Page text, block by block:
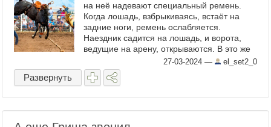
на неё надевают специальный ремень.
Когда лошадь, взбрыкиваясь, встаёт на
задние ноги, ремень ослабляется.
Наездник садится на лошадь, и ворота,
ведущие на арену, открываются. В это же
время человек, стоящий позади лошади,
туго затягивает на ней ...
27-03-2024 — el_set2_0
Развернуть